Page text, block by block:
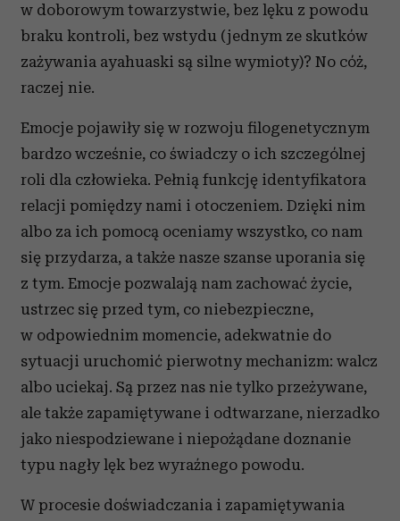
w doborowym towarzystwie, bez lęku z powodu
braku kontroli, bez wstydu (jednym ze skutków
zażywania ayahuaski są silne wymioty)? No cóż,
raczej nie.
Emocje pojawiły się w rozwoju filogenetycznym
bardzo wcześnie, co świadczy o ich szczególnej
roli dla człowieka. Pełnią funkcję identyfikatora
relacji pomiędzy nami i otoczeniem. Dzięki nim
albo za ich pomocą oceniamy wszystko, co nam
się przydarza, a także nasze szanse uporania się
z tym. Emocje pozwalają nam zachować życie,
ustrzec się przed tym, co niebezpieczne,
w odpowiednim momencie, adekwatnie do
sytuacji uruchomić pierwotny mechanizm: walcz
albo uciekaj. Są przez nas nie tylko przeżywane,
ale także zapamiętywane i odtwarzane, nierzadko
jako niespodziewane i niepożądane doznanie
typu nagły lęk bez wyraźnego powodu.
W procesie doświadczania i zapamiętywania